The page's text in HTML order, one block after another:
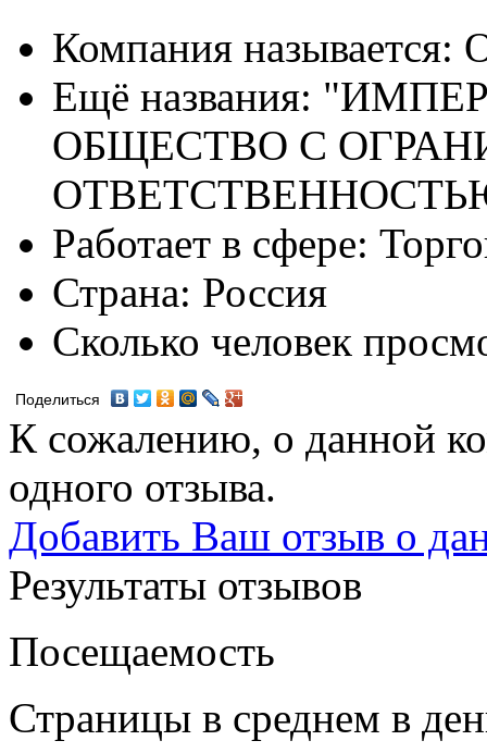
Компания называется:
Ещё названия:
ОБЩЕСТВО С
Работает в сфере:
Страна: Россия
Сколько человек
Поделиться
К сожалению, о данной
одного отзыва.
Добавить Ваш отзыв о
Результаты отзывов
Посещаемость
Страницы в среднем в